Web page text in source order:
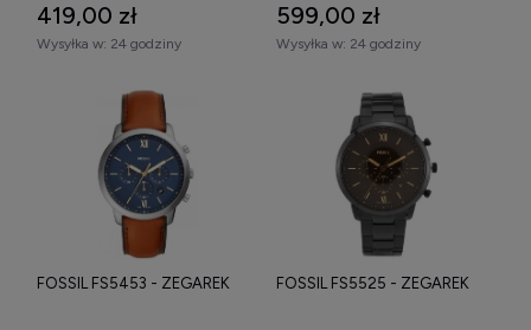
419,00 zł
Wysyłka w: 24 godziny
599,00 zł
Wysyłka w: 24 godziny
FOSSIL FS5453 - ZEGAREK FOSSIL FS5525 - ZEGAREK